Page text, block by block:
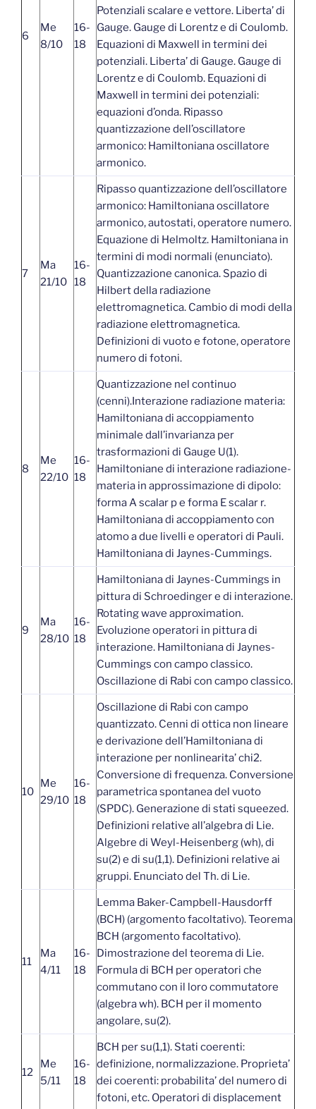
6
Me
8/10
16-
18
Potenziali scalare e vettore. Liberta’ di
Gauge. Gauge di Lorentz e di Coulomb.
Equazioni di Maxwell in termini dei
potenziali. Liberta’ di Gauge. Gauge di
Lorentz e di Coulomb. Equazioni di
Maxwell in termini dei potenziali:
equazioni d’onda. Ripasso
quantizzazione dell’oscillatore
armonico: Hamiltoniana oscillatore
armonico.
7
Ma
21/10
16-
18
Ripasso quantizzazione dell’oscillatore
armonico: Hamiltoniana oscillatore
armonico, autostati, operatore numero.
Equazione di Helmoltz. Hamiltoniana in
termini di modi normali (enunciato).
Quantizzazione canonica. Spazio di
Hilbert della radiazione
elettromagnetica. Cambio di modi della
radiazione elettromagnetica.
Definizioni di vuoto e fotone, operatore
numero di fotoni.
8
Me
22/10
16-
18
Quantizzazione nel continuo
(cenni).Interazione radiazione materia:
Hamiltoniana di accoppiamento
minimale dall’invarianza per
trasformazioni di Gauge U(1).
Hamiltoniane di interazione radiazione-
materia in approssimazione di dipolo:
forma A scalar p e forma E scalar r.
Hamiltoniana di accoppiamento con
atomo a due livelli e operatori di Pauli.
Hamiltoniana di Jaynes-Cummings.
9
Ma
28/10
16-
18
Hamiltoniana di Jaynes-Cummings in
pittura di Schroedinger e di interazione.
Rotating wave approximation.
Evoluzione operatori in pittura di
interazione. Hamiltoniana di Jaynes-
Cummings con campo classico.
Oscillazione di Rabi con campo classico.
10
Me
29/10
16-
18
Oscillazione di Rabi con campo
quantizzato. Cenni di ottica non lineare
e derivazione dell’Hamiltoniana di
interazione per nonlinearita’ chi2.
Conversione di frequenza. Conversione
parametrica spontanea del vuoto
(SPDC). Generazione di stati squeezed.
Definizioni relative all’algebra di Lie.
Algebre di Weyl-Heisenberg (wh), di
su(2) e di su(1,1). Definizioni relative ai
gruppi. Enunciato del Th. di Lie.​
11
Ma
4/11
16-
18
Lemma Baker-Campbell-Hausdorff
(BCH) (argomento facoltativo). Teorema
BCH (argomento facoltativo).
Dimostrazione del teorema di Lie.
Formula di BCH per operatori che
commutano con il loro commutatore
(algebra wh). BCH per il momento
angolare, su(2).
12
Me
5/11
16-
18
BCH per su(1,1). Stati coerenti:
definizione, normalizzazione. Proprieta’
dei coerenti: probabilita’ del numero di
fotoni, etc. Operatori di displacement